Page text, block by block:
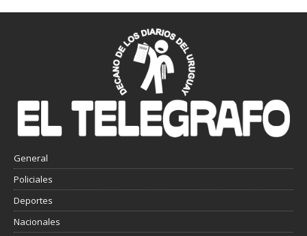
General
Policiales
Deportes
Nacionales